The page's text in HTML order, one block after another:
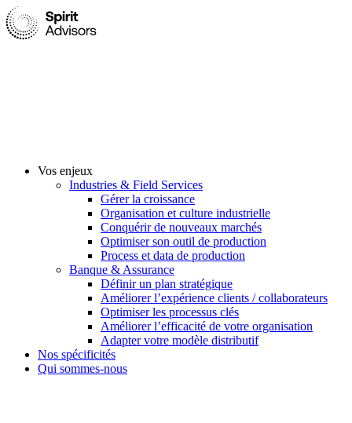
Vos enjeux
Industries & Field Services
Gérer la croissance
Organisation et culture industrielle
Conquérir de nouveaux marchés
Optimiser son outil de production
Process et data de production
Banque & Assurance
Définir un plan stratégique
Améliorer l’expérience clients / collaborateurs
Optimiser les processus clés
Améliorer l’efficacité de votre organisation
Adapter votre modèle distributif
Nos spécificités
Qui sommes-nous